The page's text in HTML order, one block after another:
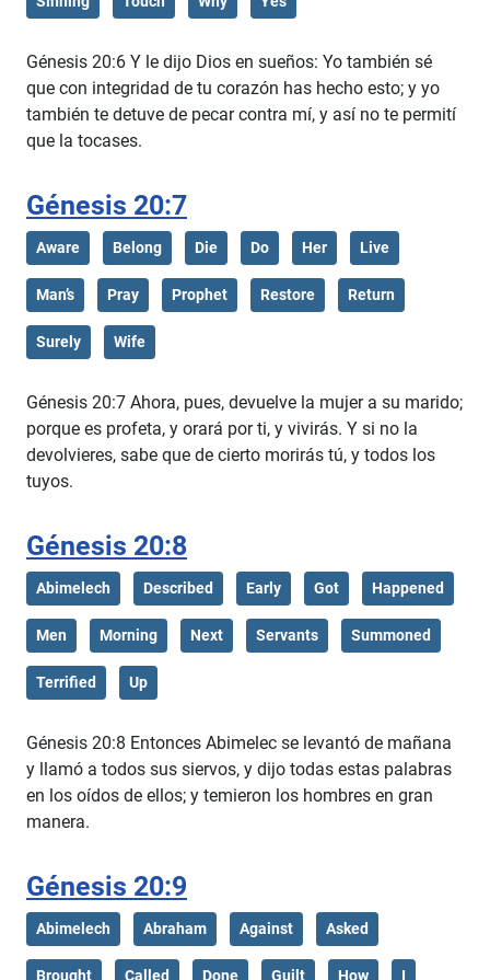
Génesis 20:6 Y le dijo Dios en sueños: Yo también sé
que con integridad de tu corazón has hecho esto; y yo
también te detuve de pecar contra mí, y así no te permití
que la tocases.
Génesis 20:7
Aware Belong Die Do Her Live
Man’s Pray Prophet Restore Return
Surely Wife
Génesis 20:7 Ahora, pues, devuelve la mujer a su marido;
porque es profeta, y orará por ti, y vivirás. Y si no la
devolvieres, sabe que de cierto morirás tú, y todos los
tuyos.
Génesis 20:8
Abimelech Described Early Got Happened
Men Morning Next Servants Summoned
Terrified Up
Génesis 20:8 Entonces Abimelec se levantó de mañana
y llamó a todos sus siervos, y dijo todas estas palabras
en los oídos de ellos; y temieron los hombres en gran
manera.
Génesis 20:9
Abimelech Abraham Against Asked
Brought Called Done Guilt How I